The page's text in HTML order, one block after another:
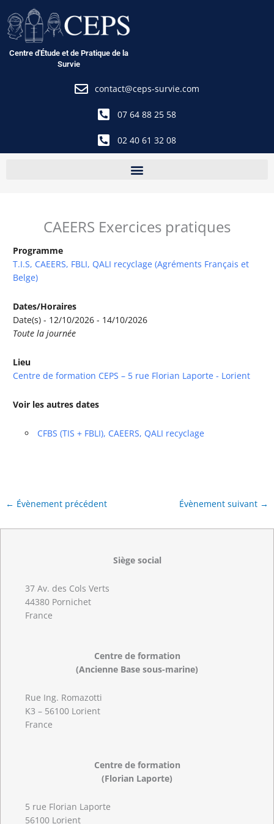
au
contenu
Centre d'Étude et de Pratique de la
Survie
contact@ceps-survie.com
07 64 88 25 58
02 40 61 32 08
CAEERS Exercices pratiques
Programme
T.I.S, CAEERS, FBLI, QALI recyclage (Agréments Français et
Belge)
Dates/Horaires
Date(s) - 12/10/2026 - 14/10/2026
Toute la journée
Lieu
Centre de formation CEPS – 5 rue Florian Laporte - Lorient
Voir les autres dates
CFBS (TIS + FBLI), CAEERS, QALI recyclage
← Évènement précédent Évènement suivant →
Siège social
37 Av. des Cols Verts
44380 Pornichet
France
Centre de formation
(Ancienne Base sous-marine)
Rue Ing. Romazotti
K3 – 56100 Lorient
France
Centre de formation
(Florian Laporte)
5 rue Florian Laporte
56100 Lorient